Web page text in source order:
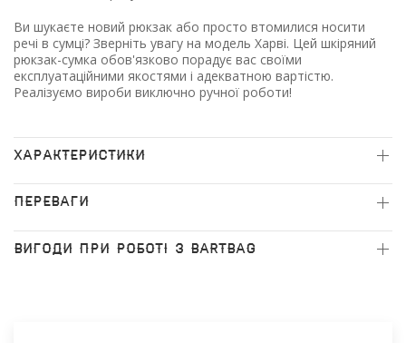
Ви шукаєте новий рюкзак або просто втомилися носити
речі в сумці? Зверніть увагу на модель Харві. Цей шкіряний
рюкзак-сумка обов'язково порадує вас своїми
експлуатаційними якостями і адекватною вартістю.
Реалізуємо вироби виключно ручної роботи!
ХАРАКТЕРИСТИКИ
ПЕРЕВАГИ
ВИГОДИ ПРИ РОБОТІ З BARTBAG